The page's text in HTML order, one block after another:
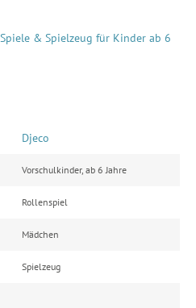
Spiele & Spielzeug für Kinder ab 6
Djeco
Vorschulkinder, ab 6 Jahre
Rollenspiel
Mädchen
Spielzeug